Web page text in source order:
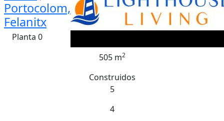
Portocolom,
Felanitx
Planta 0
505 m2
Construidos
5
4